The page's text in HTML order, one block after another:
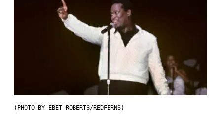
(PHOTO BY EBET ROBERTS/REDFERNS)